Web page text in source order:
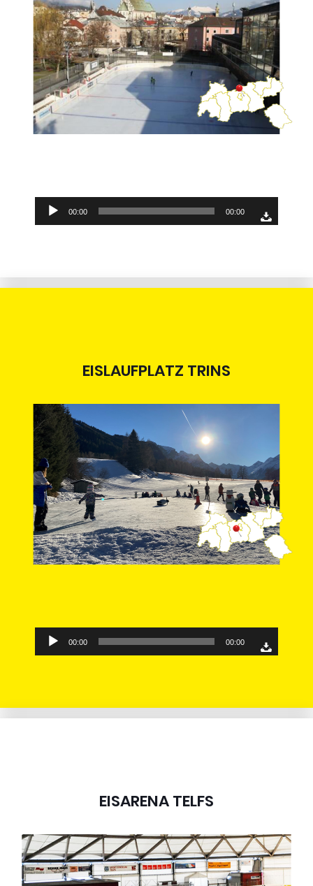
Audio-
Player
00:00 00:00
EISLAUFPLATZ TRINS
Audio-
Player
00:00 00:00
EISARENA TELFS